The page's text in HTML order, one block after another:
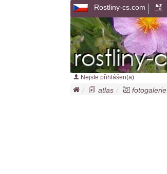
Rostliny-cs.com
Nejste přihlášen(a)
atlas fotogalerie